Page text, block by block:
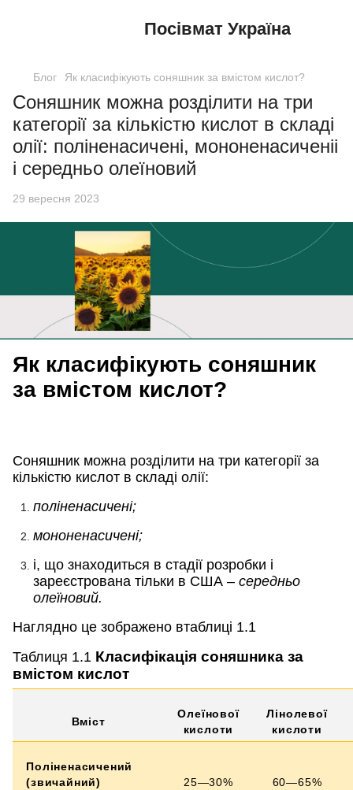
Посівмат Україна
Блог Як класифікують соняшник за вмістом кислот?
Соняшник можна розділити на три
категорії за кількістю кислот в складі
олії: поліненасичені, мононенасиченіі
і середньо олеїновий
29 вересня 2023
Як класифікують соняшник
за вмістом кислот?
Соняшник можна розділити на три категорії за
кількістю кислот в складі олії:
поліненасичені;
мононенасичені;
і, що знаходиться в стадії розробки і
зареєстрована тільки в США – середньо
олеїновий.
Наглядно це зображено втаблиці 1.1
Таблиця 1.1 Класифікація соняшника за
вмістом кислот
Вміст
Олеїнової
кислоти
Лінолевої
кислоти
Поліненасичений
(звичайний)
25—30% 60—65%